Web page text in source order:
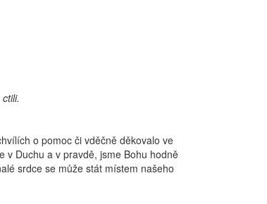
o pomoc či vděčně děkovalo ve
v Duchu a v pravdě, jsme Bohu hodně
srdce se může stát místem našeho